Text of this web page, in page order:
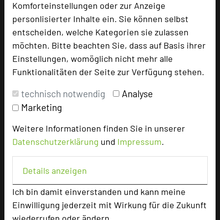
Komforteinstellungen oder zur Anzeige
personlisierter Inhalte ein. Sie können selbst
entscheiden, welche Kategorien sie zulassen
möchten. Bitte beachten Sie, dass auf Basis ihrer
Einstellungen, womöglich nicht mehr alle
Funktionalitäten der Seite zur Verfügung stehen.
technisch notwendig
Analyse
Marketing
Weitere Informationen finden Sie in unserer
Datenschutzerklärung und Impressum.
Details anzeigen
Ich bin damit einverstanden und kann meine
Einwilligung jederzeit mit Wirkung für die Zukunft
Hotel bewerten
Hoteldaten
Max. Tagungskapazität (Personen)
U-Form
Reihenbestuhlung
Tagungsräume
Ausstellungsfläche
Doppelzimmer
Einzelzimmer
7
Juniorsuiten